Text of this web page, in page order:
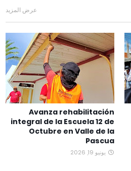
عرض المزيد
Avanza rehabilitación
integral de la Escuela 12 de
Octubre en Valle de la
Pascua
يونيو 19, 2026